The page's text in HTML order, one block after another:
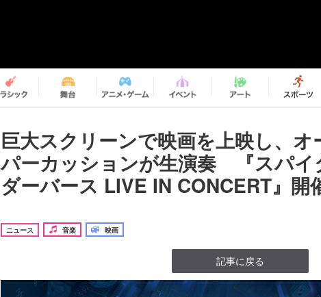
巨大スクリーンで映画を上映し、オ
パーカッションが生演奏 『スパイ
ダーバース LIVE IN CONCERT』開
ニュース 音楽 映画
記事に戻る